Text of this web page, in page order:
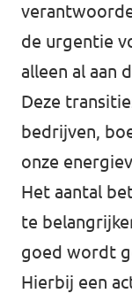
de urgentie
alleen al aan
Deze
bedrijven,
onze
Het aantal
te
goed wordt
Hierbij een